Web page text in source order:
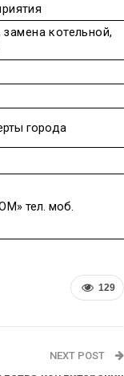
замена котельной,
города
тел. моб.
129
NEXT POST